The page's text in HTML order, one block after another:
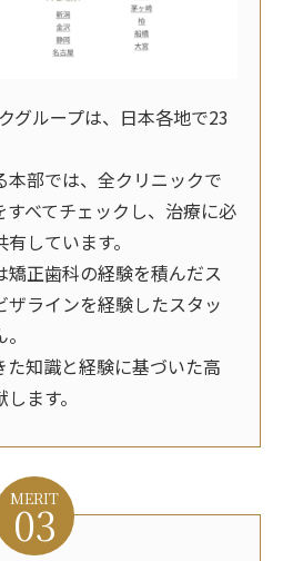
グループは、日本各地で23
本部では、全クリニックで
べてチェックし、治療に必
しています。
矯正歯科の経験を積んだス
ラインを経験したスタッ
知識と経験に基づいた高
ます。
MERIT
03